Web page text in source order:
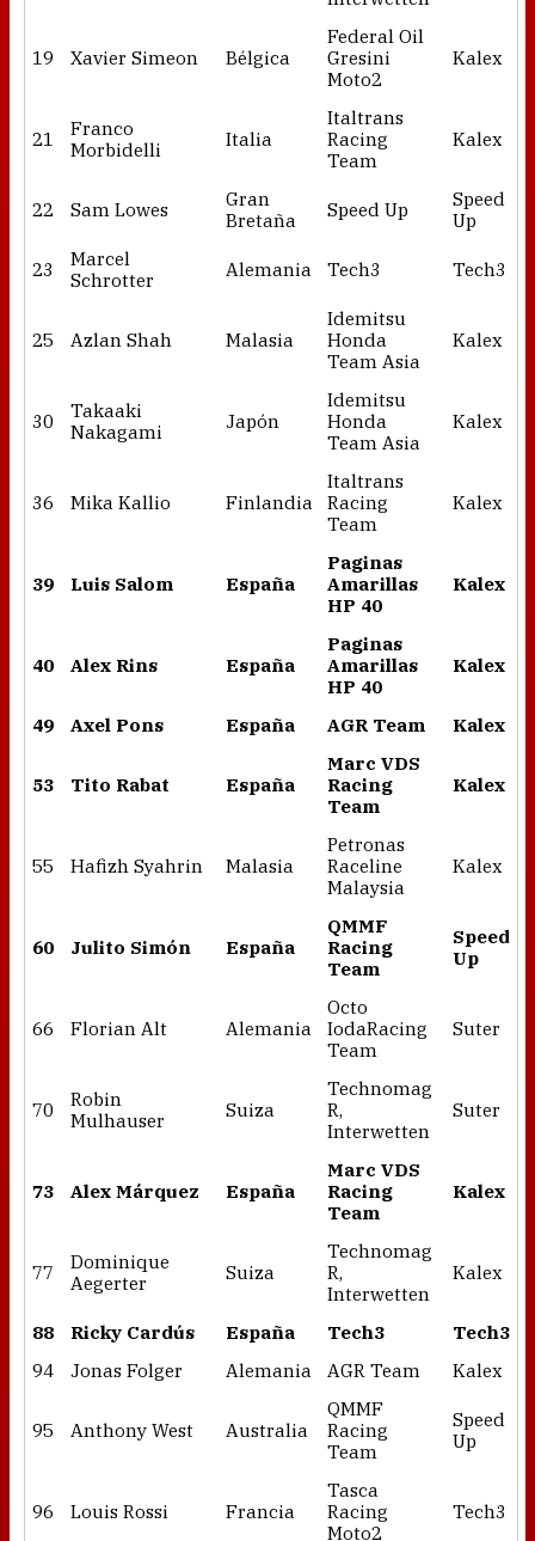
19 Xavier Simeon Bélgica
Federal Oil
Gresini
Moto2
Kalex
21
Franco
Morbidelli
Italia
Italtrans
Racing
Team
Kalex
22 Sam Lowes
Gran
Bretaña
Speed Up
Speed
Up
23
Marcel
Schrotter
Alemania Tech3 Tech3
25 Azlan Shah Malasia
Idemitsu
Honda
Team Asia
Kalex
30
Takaaki
Nakagami
Japón
Idemitsu
Honda
Team Asia
Kalex
36 Mika Kallio Finlandia
Italtrans
Racing
Team
Kalex
39 Luis Salom España
Paginas
Amarillas
HP 40
Kalex
40 Alex Rins España
Paginas
Amarillas
HP 40
Kalex
49 Axel Pons España AGR Team Kalex
53 Tito Rabat España
Marc VDS
Racing
Team
Kalex
55 Hafizh Syahrin Malasia
Petronas
Raceline
Malaysia
Kalex
60 Julito Simón España
QMMF
Racing
Team
Speed
Up
66 Florian Alt Alemania
Octo
IodaRacing
Team
Suter
70
Robin
Mulhauser
Suiza
Technomag
R,
Interwetten
Suter
73 Alex Márquez España
Marc VDS
Racing
Team
Kalex
77
Dominique
Aegerter
Suiza
Technomag
R,
Interwetten
Kalex
88 Ricky Cardús España Tech3
Tech3
94
Jonas Folger Alemania AGR Team Kalex
95 Anthony West Australia
QMMF
Racing
Team
Speed
Up
96 Louis Rossi Francia
Tasca
Racing
Moto2
Tech3